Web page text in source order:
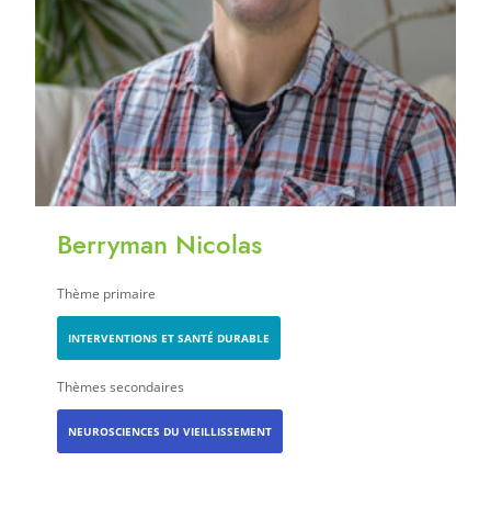
Berryman Nicolas
Thème primaire
INTERVENTIONS ET SANTÉ DURABLE
Thèmes secondaires
NEUROSCIENCES DU VIEILLISSEMENT